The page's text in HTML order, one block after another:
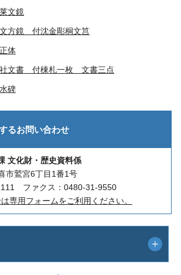
文鏡
方鏡 付沈金彫桐文筥
体
文書 付棟札一枚 文書三点
碑
るお問い合わせ
文化財・歴史資料係
鷲宮6丁目1番1号
ファクス：0480-31-9550
専用フォームをご利用ください。